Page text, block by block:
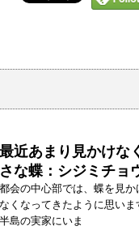
最近あまり見かけな
さな蝶：シジミチョ
都会の中心部では、蝶を見か
なくなってきたように思い
半島の実家にいま